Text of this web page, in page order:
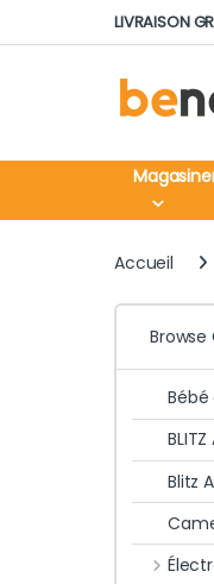
Skip to navigation
Skip to contentLIVRAISON
Accueil
BLITZ
Blitz